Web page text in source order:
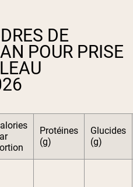
DE
POUR PRISE
Protéines
(g)
Glucides
(g)